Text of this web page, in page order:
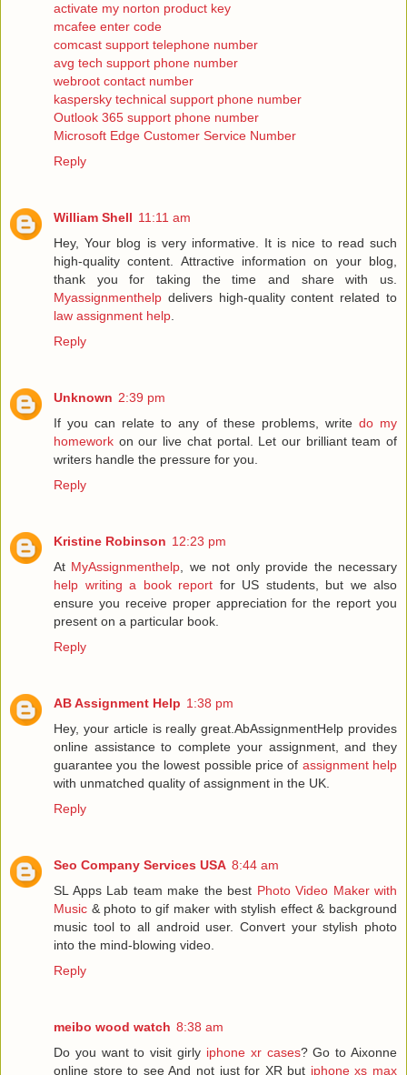
activate my norton product key
mcafee enter code
comcast support telephone number
avg tech support phone number
webroot contact number
kaspersky technical support phone number
Outlook 365 support phone number
Microsoft Edge Customer Service Number
Reply
William Shell 11:11 am
Hey, Your blog is very informative. It is nice to read such
high-quality content. Attractive information on your blog,
thank you for taking the time and share with us.
Myassignmenthelp delivers high-quality content related to
law assignment help
Reply
Unknown 2:39 pm
If you can relate to any of these problems, write do my
homework on our live chat portal. Let our brilliant team of
writers handle the pressure for you.
Reply
Kristine Robinson 12:23 pm
At MyAssignmenthelp , we not only provide the necessary
help writing a book report for US students, but we also
ensure you receive proper appreciation for the report you
present on a particular book.
Reply
AB Assignment Help 1:38 pm
Hey, your article is really great.AbAssignmentHelp provides
online assistance to complete your assignment, and they
guarantee you the lowest possible price of assignment help
with unmatched quality of assignment in the UK.
Reply
Seo Company Services USA 8:44 am
SL Apps Lab team make the best Photo Video Maker with
Music & photo to gif maker with stylish effect & background
music tool to all android user. Convert your stylish photo
into the mind-blowing video.
Reply
meibo wood watch 8:38 am
Do you want to visit girly iphone xr cases? Go to Aixonne
online store to see And not just for XR but iphone xs max